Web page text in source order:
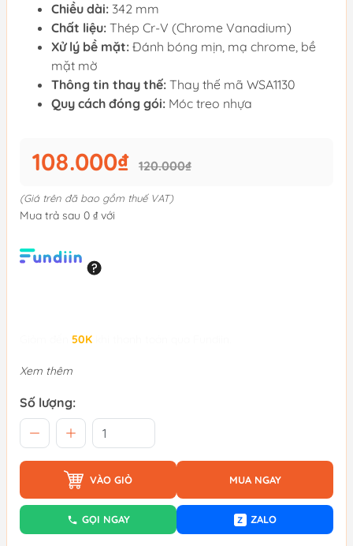
Chiều dài: 342 mm
Chất liệu: Thép Cr-V (Chrome Vanadium)
Xử lý bề mặt: Đánh bóng mịn, mạ chrome, bề
mặt mờ
Thông tin thay thế: Thay thế mã WSA1130
Quy cách đóng gói: Móc treo nhựa
108.000₫ 120.000₫
(Giá trên đã bao gồm thuế VAT)
Mua trả sau 0 ₫ với
50K
Xem thêm
Số lượng:
VÀO GIỎ MUA NGAY
GỌI NGAY Z ZALO